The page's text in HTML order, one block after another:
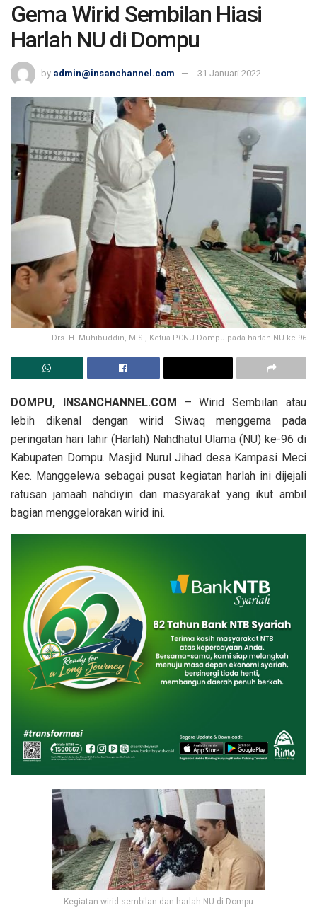
Gema Wirid Sembilan Hiasi
Harlah NU di Dompu
by admin@insanchannel.com 31 Januari 2022
Drs. H. Muhibuddin, M.Si, Ketua PCNU Dompu pada harlah NU ke-96
DOMPU, INSANCHANNEL.COM – Wirid Sembilan atau
lebih dikenal dengan wirid Siwaq menggema pada
peringatan hari lahir (Harlah) Nahdhatul Ulama (NU) ke-96 di
Kabupaten Dompu. Masjid Nurul Jihad desa Kampasi Meci
Kec. Manggelewa sebagai pusat kegiatan harlah ini dijejali
ratusan jamaah nahdiyin dan masyarakat yang ikut ambil
bagian menggelorakan wirid ini.
Kegiatan wirid sembilan dan harlah NU di Dompu